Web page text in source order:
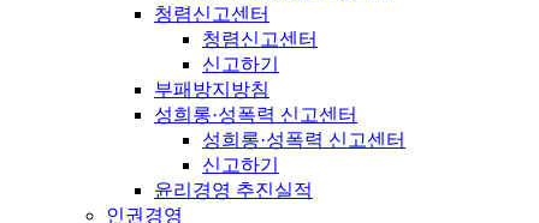
청렴신고센터
청렴신고센터
신고하기
부패방지방침
성희롱·성폭력 신고센터
성희롱·성폭력 신고센터
신고하기
윤리경영 추진실적
인권경영